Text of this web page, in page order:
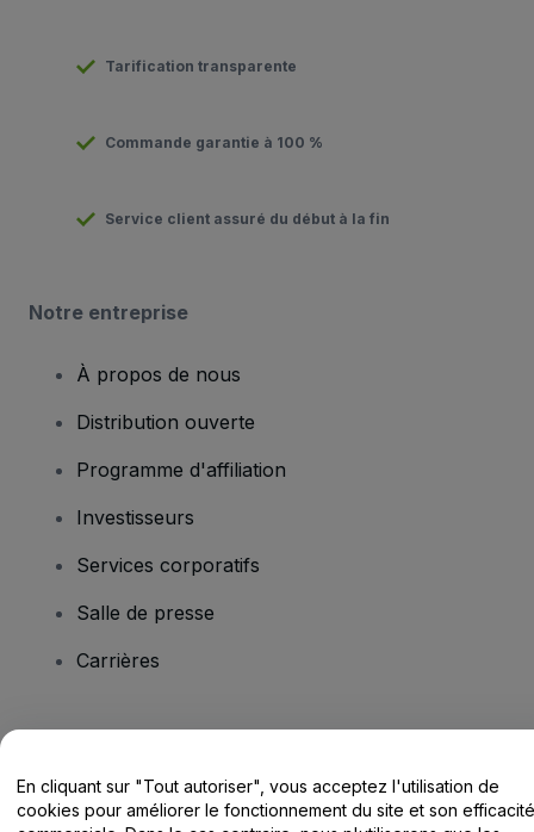
Tarification transparente
Commande garantie à 100 %
Service client assuré du début à la fin
Notre entreprise
À propos de nous
Distribution ouverte
Programme d'affiliation
Investisseurs
Services corporatifs
Salle de presse
Carrières
Centre d'assistance / Nous contacter
En cliquant sur "Tout autoriser", vous acceptez l'utilisation de
cookies pour améliorer le fonctionnement du site et son efficacité